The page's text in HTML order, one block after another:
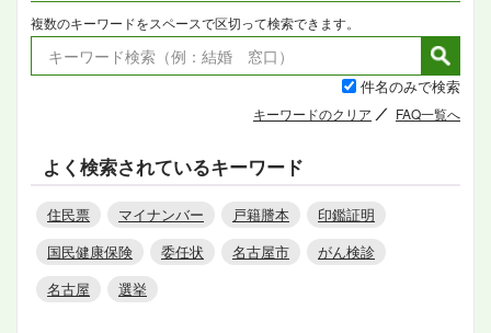
複数のキーワードをスペースで区切って検索できます。
件名のみで検索
キーワードのクリア FAQ一覧へ
よく検索されているキーワード
住民票 マイナンバー 戸籍謄本
印鑑証明
国民健康保険
委任状 名古屋市
がん検診
名古屋
選挙